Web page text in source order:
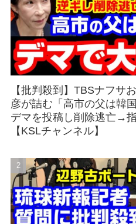
【批判殺到】TBSナフサ
彦が詰む「高市の父は韓
デマを投稿し削除逃亡→
【KSLチャンネル】